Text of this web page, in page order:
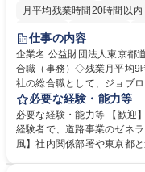
月平均残業時間20時間以内
研修あり
退職金あり
駅近5分以内
資格取得手
仕事の内容
企業名 公益財団法人東京都道路整備保全公社
合職（事務）◇残業月平均9時間未
社の総合職として、ジョブ
等のフロント部門の部署等
制度やキャリア支援が充実してお
管理部門：広報、人事、経
門：駐車場の新規開拓、管
必要な経験・能力等
必要な経験・能力等 【歓迎
経験者で、道路事業のゼネ
風】社内関係部署や東京都